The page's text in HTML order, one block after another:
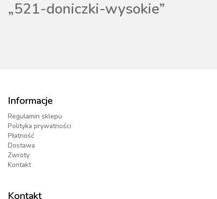
„521-doniczki-wysokie”
Informacje
Regulamin sklepu
Polityka prywatności
Płatność
Dostawa
Zwroty
Kontakt
Kontakt